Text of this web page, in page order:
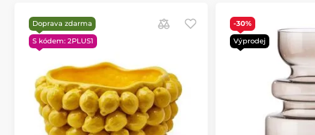
Doprava zdarma
S kódem: 2PLUS1
-30%
Výprodej